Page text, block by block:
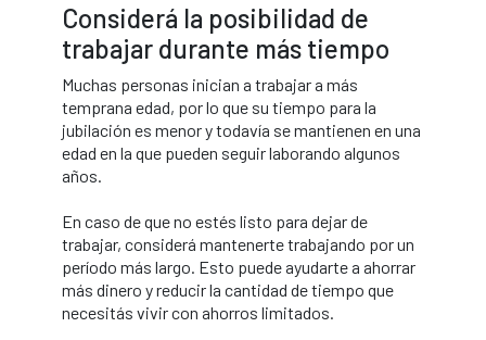
Considerá la posibilidad de
trabajar durante más tiempo
Muchas personas inician a trabajar a más
temprana edad, por lo que su tiempo para la
jubilación es menor y todavía se mantienen en una
edad en la que pueden seguir laborando algunos
años.
En caso de que no estés listo para dejar de
trabajar, considerá mantenerte trabajando por un
período más largo. Esto puede ayudarte a ahorrar
más dinero y reducir la cantidad de tiempo que
necesitás vivir con ahorros limitados.